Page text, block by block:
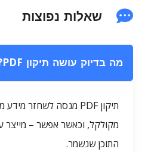
שאלות נפוצות
מה בדיוק עושה תיקון PDF?
מקולקל, וכאשר אפשר – מייצר
התוכן שנשמר.